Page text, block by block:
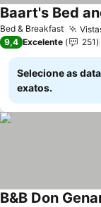
Bed & Breakfast
Baart's Bed
9,4 Excelente 251
Selecione as
exatos.
B&B Don